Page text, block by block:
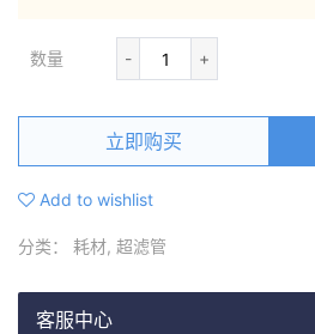
数量 - +
立即购买
Add to wishlist
分类： 耗材, 超滤管
客服中心